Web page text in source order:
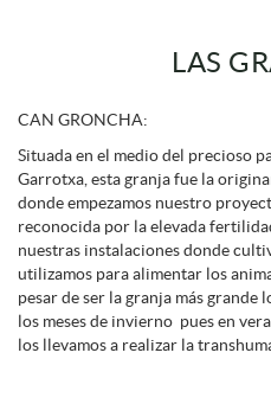
LAS
CAN GRONCHA:
Situada en el medio del precioso
Garrotxa, esta granja fue la
donde empezamos nuestro
reconocida por la elevada
nuestras instalaciones donde
utilizamos para alimentar los
pesar de ser la granja más grande
los meses de invierno pues en
los llevamos a realizar la